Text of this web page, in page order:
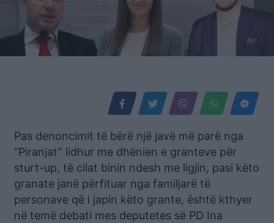
Pas denoncimit të bërë një javë më parë nga
“Piranjat” lidhur me dhënien e granteve për
sturt-up, të cilat binin ndesh me ligjin, pasi këto
granate janë përfituar nga familjarë të
personave që i japin këto grante, është kthyer
në temë debati mes deputetes së PD Ina